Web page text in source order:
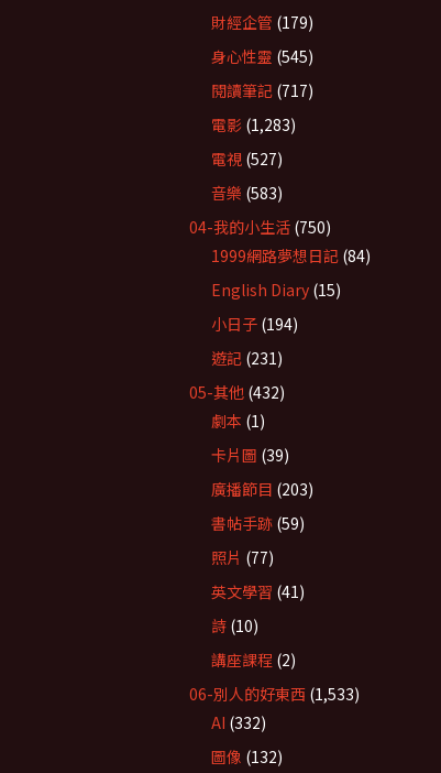
財經企管 (179)
身心性靈 (545)
閱讀筆記 (717)
電影 (1,283)
電視 (527)
音樂 (583)
04-我的小生活 (750)
1999網路夢想日記 (84)
English Diary (15)
小日子 (194)
遊記 (231)
05-其他 (432)
劇本 (1)
卡片圖 (39)
廣播節目 (203)
書帖手跡 (59)
照片 (77)
英文學習 (41)
詩 (10)
講座課程 (2)
06-別人的好東西 (1,533)
AI (332)
圖像 (132)